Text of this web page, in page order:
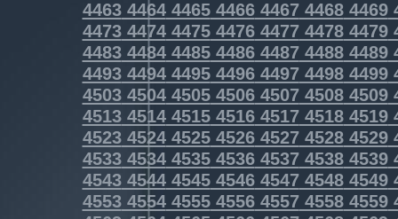
4463446444654466446744684469
4473447444754476447744784479
4483448444854486448744884489
4493449444954496449744984499
4503450445054506450745084509
4513451445154516451745184519
4523452445254526452745284529
4533453445354536453745384539
4543454445454546454745484549
4553455445554556455745584559